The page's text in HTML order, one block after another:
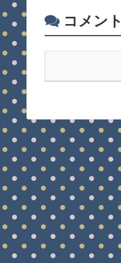
コメント